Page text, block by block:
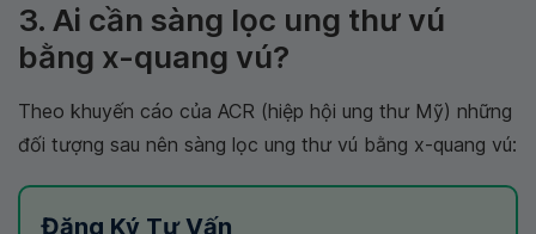
3. Ai cần sàng lọc ung thư vú
bằng x-quang vú?
Theo khuyến cáo của ACR (hiệp hội ung thư Mỹ) những
đối tượng sau nên sàng lọc ung thư vú bằng x-quang vú:
Đăng Ký Tư Vấn